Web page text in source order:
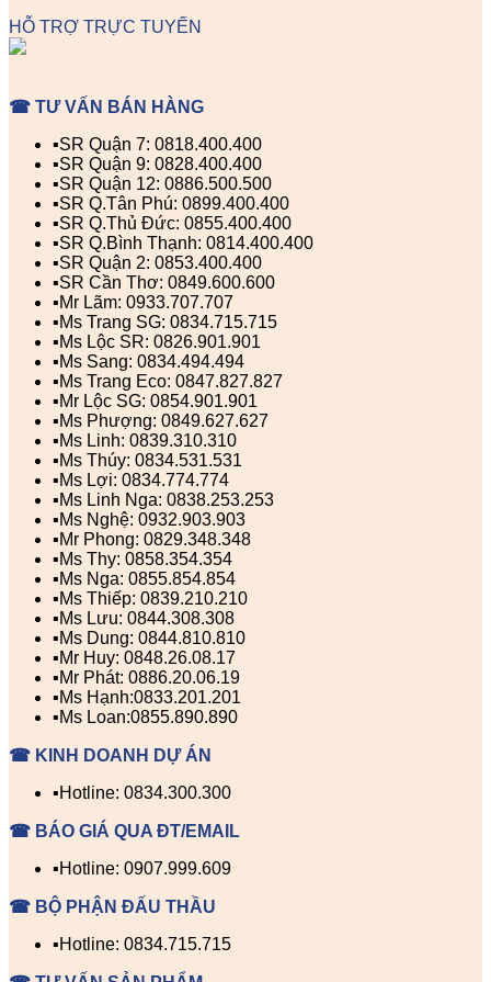
HỖ TRỢ TRỰC TUYẾN
☎ TƯ VẤN BÁN HÀNG
▪️SR Quận 7: 0818.400.400
▪️SR Quận 9: 0828.400.400
▪️SR Quận 12: 0886.500.500
▪️SR Q.Tân Phú: 0899.400.400
▪️SR Q.Thủ Đức: 0855.400.400
▪️SR Q.Bình Thạnh: 0814.400.400
▪️SR Quận 2: 0853.400.400
▪️SR Cần Thơ: 0849.600.600
▪️Mr Lãm: 0933.707.707
▪️Ms Trang SG: 0834.715.715
▪️Ms Lộc SR: 0826.901.901
▪️Ms Sang: 0834.494.494
▪️Ms Trang Eco: 0847.827.827
▪️Mr Lộc SG: 0854.901.901
▪️Ms Phượng: 0849.627.627
▪️Ms Linh: 0839.310.310
▪️Ms Thúy: 0834.531.531
▪️Ms Lợi: 0834.774.774
▪️Ms Linh Nga: 0838.253.253
▪️Ms Nghệ: 0932.903.903
▪️Mr Phong: 0829.348.348
▪️Ms Thy: 0858.354.354
▪️Ms Nga: 0855.854.854
▪️Ms Thiếp: 0839.210.210
▪️Ms Lưu: 0844.308.308
▪️Ms Dung: 0844.810.810
▪️Mr Huy: 0848.26.08.17
▪️Mr Phát: 0886.20.06.19
▪️Ms Hạnh:0833.201.201
▪️Ms Loan:0855.890.890
☎ KINH DOANH DỰ ÁN
▪️Hotline: 0834.300.300
☎ BÁO GIÁ QUA ĐT/EMAIL
▪️Hotline: 0907.999.609
☎ BỘ PHẬN ĐẤU THẦU
▪️Hotline: 0834.715.715